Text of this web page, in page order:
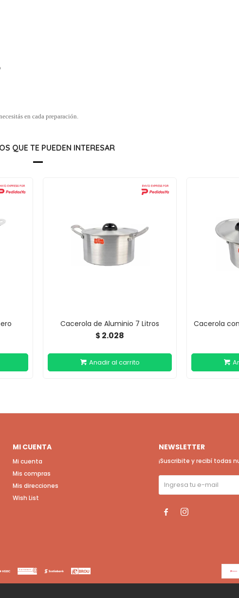
en cada preparación.
QUE TE PUEDEN INTERESAR
Cacerola de Aluminio 7 Litros
$ 2.028
Cacerola
MI CUENTA
Mi cuenta
Mis compras
Mis direcciones
Wish List
NEWSLETTER
¡Suscribite y recibí todas
 